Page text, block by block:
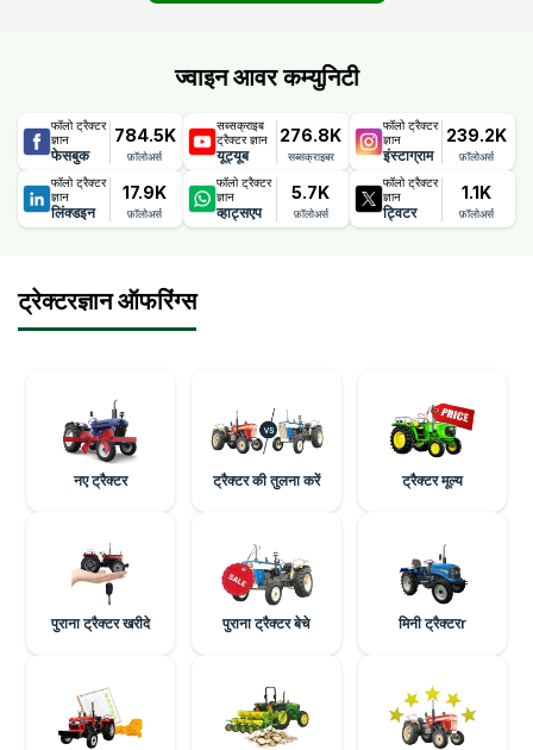
ज्वाइन आवर कम्युनिटी
फॉलो ट्रैक्टर
ज्ञान
फेसबुक
784.5K
फ़ॉलोअर्स
सब्सक्राइब
ट्रैक्टर ज्ञान
यूट्यूब
276.8K
सब्सक्राइबर
फॉलो ट्रैक्टर
ज्ञान
इंस्टाग्राम
239.2K
फ़ॉलोअर्स
फॉलो ट्रैक्टर
ज्ञान
लिंक्डइन
17.9K
फ़ॉलोअर्स
फॉलो ट्रैक्टर
ज्ञान
व्हाट्सएप
5.7K
फ़ॉलोअर्स
फॉलो ट्रैक्टर
ज्ञान
ट्विटर
1.1K
फ़ॉलोअर्स
ट्रेक्टरज्ञान ऑफरिंग्स
नए ट्रैक्टर ट्रैक्टर की तुलना करें ट्रैक्टर मूल्य
पुराना ट्रैक्टर खरीदे पुराना ट्रैक्टर बेचे मिनी ट्रैक्टरr